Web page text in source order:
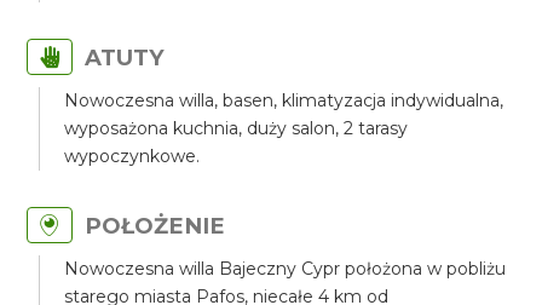
ATUTY
Nowoczesna willa, basen, klimatyzacja indywidualna,
wyposażona kuchnia, duży salon, 2 tarasy
wypoczynkowe.
POŁOŻENIE
Nowoczesna willa Bajeczny Cypr położona w pobliżu
starego miasta Pafos, niecałe 4 km od